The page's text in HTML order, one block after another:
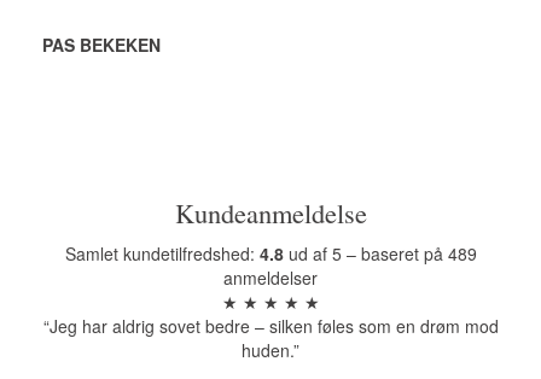
PAS BEKEKEN
Kundeanmeldelse
Samlet kundetilfredshed: 4.8ud af 5 – baseret på 489
anmeldelser
★ ★ ★ ★ ★
“Jeg har aldrig sovet bedre – silken føles som en drøm mod
huden.”